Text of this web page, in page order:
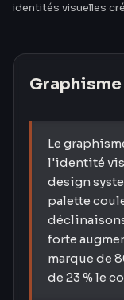
identités visuelles
Le
l'identité
design
palette
forte
marque de
de 23 % le